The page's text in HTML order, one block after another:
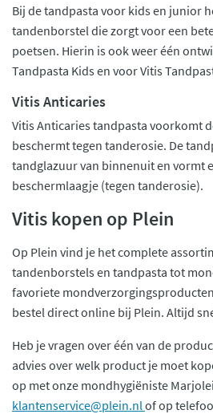
Bij de tandpasta voor kids en junior
tandenborstel die zorgt voor een
poetsen. Hierin is ook weer één
Tandpasta Kids en voor Vitis
Vitis Anticaries
Vitis Anticaries tandpasta voorkomt
beschermt tegen tanderosie. De
tandglazuur van binnenuit en vormt
beschermlaagje (tegen tanderosie).
Vitis kopen op Plein
Op Plein vind je het complete
tandenborstels en tandpasta tot
favoriete
bestel direct online bij Plein. Altijd
Heb je vragen over één van de
advies over welk product je moet
op met onze mondhygiëniste
klantenservice@plein.nl of op